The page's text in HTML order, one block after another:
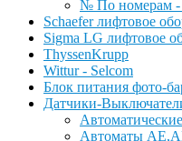
№ По номерам -
Schaefer лифтовое
Sigma LG лифтовое
ThyssenKrupp
Wittur - Selcom
Блок питания фото-
Датчики-
Автоматы